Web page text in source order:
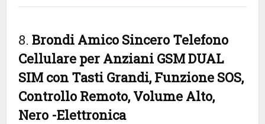
8.Brondi Amico Sincero Telefono
Cellulare per Anziani GSM DUAL
SIM con Tasti Grandi, Funzione SOS,
Controllo Remoto, Volume Alto,
Nero -Elettronica